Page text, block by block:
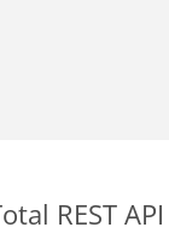
REST